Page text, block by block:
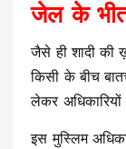
जेल के
जैसे ही शादी
किसी के बीच
लेकर
इस मुस्लिम